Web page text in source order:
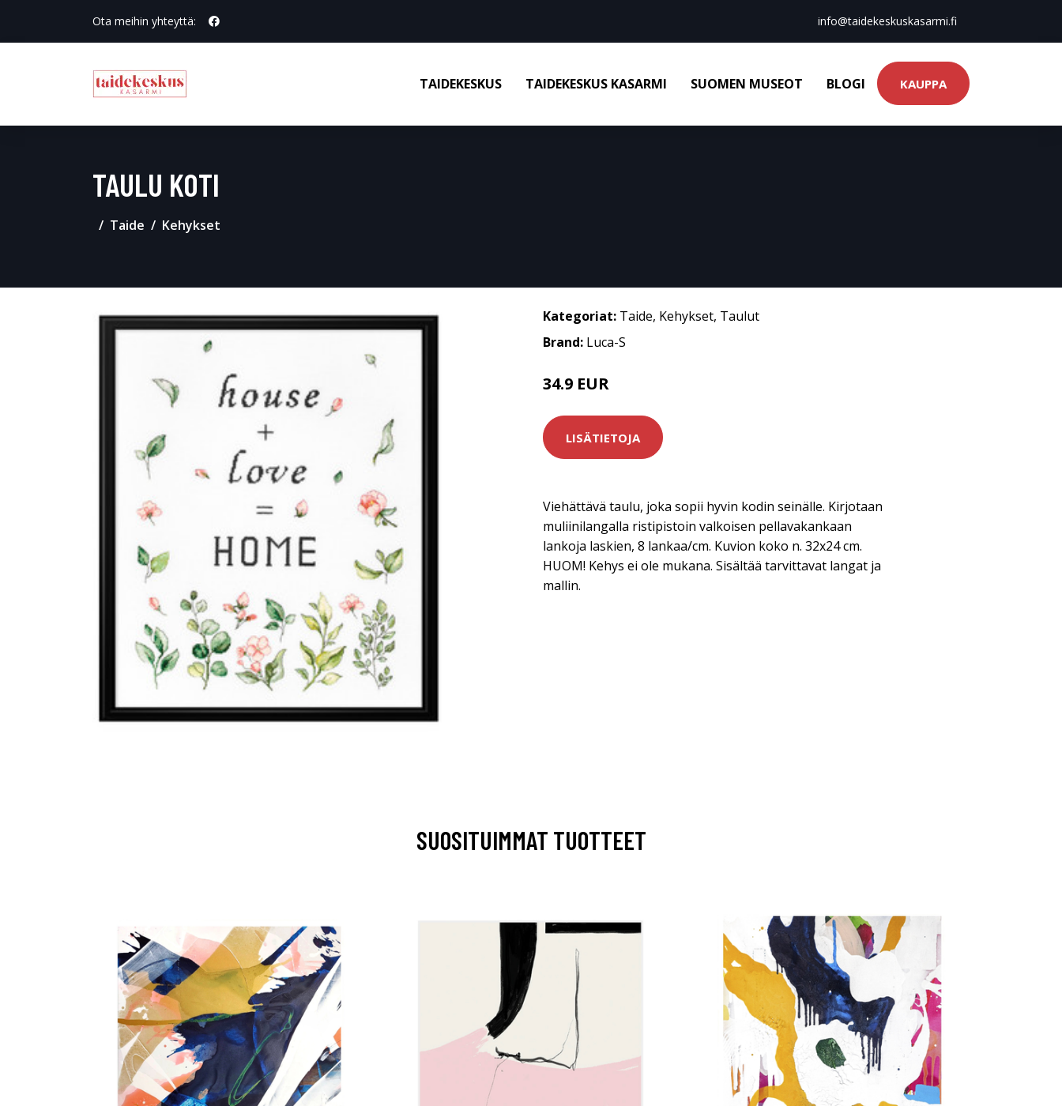
Ota meihin yhteyttä: info@taidekeskuskasarmi.fi
TAIDEKESKUS TAIDEKESKUS KASARMI SUOMEN MUSEOT BLOGI KAUPPA
TAULU KOTI
Taide Kehykset
Kategoriat: Taide, Kehykset, Taulut
Brand: Luca-S
34.9 EUR
LISÄTIETOJA
Viehättävä taulu, joka sopii hyvin kodin seinälle. Kirjotaan
muliinilangalla ristipistoin valkoisen pellavakankaan
lankoja laskien, 8 lankaa/cm. Kuvion koko n. 32x24 cm.
HUOM! Kehys ei ole mukana. Sisältää tarvittavat langat ja
mallin.
SUOSITUIMMAT TUOTTEET